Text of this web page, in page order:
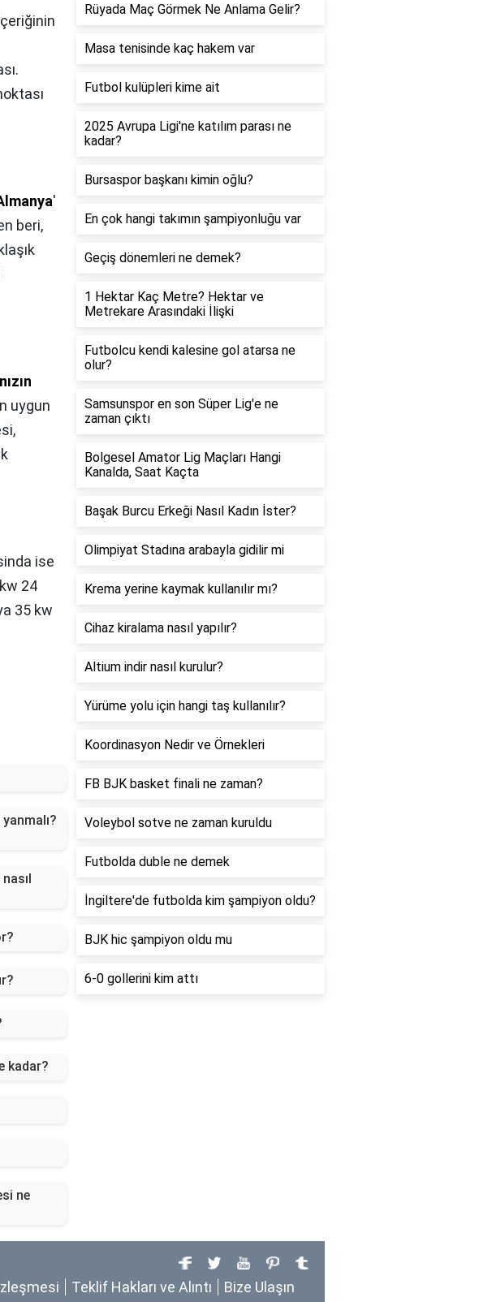
'
beri,
uygun
ise
24
35 kw
kadar?
ne
Rüyada Maç Görmek Ne Anlama Gelir?
Masa tenisinde kaç hakem var
Futbol kulüpleri kime ait
2025 Avrupa Ligi'ne katılım parası ne
kadar?
Bursaspor başkanı kimin oğlu?
En çok hangi takımın şampiyonluğu var
Geçiş dönemleri ne demek?
1 Hektar Kaç Metre? Hektar ve
Metrekare Arasındaki İlişki
Futbolcu kendi kalesine gol atarsa ne
olur?
Samsunspor en son Süper Lig'e ne
zaman çıktı
Bolgesel Amator Lig Maçları Hangi
Kanalda, Saat Kaçta
Başak Burcu Erkeği Nasıl Kadın İster?
Olimpiyat Stadına arabayla gidilir mi
Krema yerine kaymak kullanılır mı?
Cihaz kiralama nasıl yapılır?
Altium indir nasıl kurulur?
Yürüme yolu için hangi taş kullanılır?
Koordinasyon Nedir ve Örnekleri
FB BJK basket finali ne zaman?
Voleybol sotve ne zaman kuruldu
Futbolda duble ne demek
İngiltere'de futbolda kim şampiyon oldu?
BJK hic şampiyon oldu mu
6-0 gollerini kim attı
Teklif Hakları ve Alıntı Bize Ulaşın